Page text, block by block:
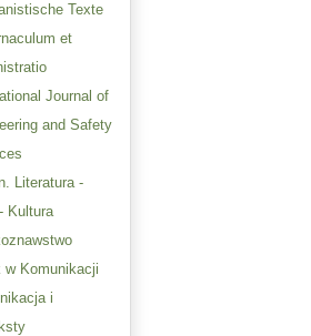
Texte
et
Journal of
and Safety
Literatura -
Kultura
w Komunikacji
i